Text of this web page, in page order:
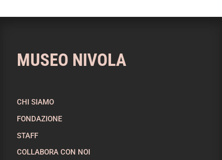
MUSEO NIVOLA
CHI SIAMO
FONDAZIONE
STAFF
COLLABORA CON NOI